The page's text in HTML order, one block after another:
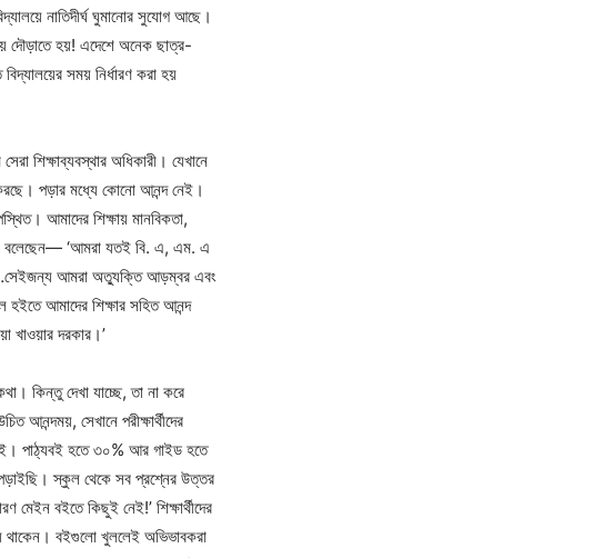
নাতিদীর্ঘ ঘুমানোর সুযোগ আছে।
দৌড়াতে হয়! এদেশে অনেক ছাত্র-
সময় নির্ধারণ করা হয়
শিক্ষাব্যবস্থার অধিকারী। যেখানে
করছে। পড়ার মধ্যে কোনো আনন্দ নেই।
আমাদের শিক্ষায় মানবিকতা,
বলেছেন— ‘আমরা যতই বি. এ, এম. এ
…সেইজন্য আমরা অত্যুক্তি আড়ম্বর এবং
হইতে আমাদের শিক্ষার সহিত আনন্দ
খাওয়ার দরকার।’
কিন্তু দেখা যাচ্ছে, তা না করে
আনন্দময়, সেখানে পরীক্ষার্থীদের
পাঠ্যবই হতে ৩০% আর গাইড হতে
স্কুল থেকে সব প্রশ্নের উত্তর
বইতে কিছুই নেই!’ শিক্ষার্থীদের
থাকেন। বইগুলো খুললেই অভিভাবকরা